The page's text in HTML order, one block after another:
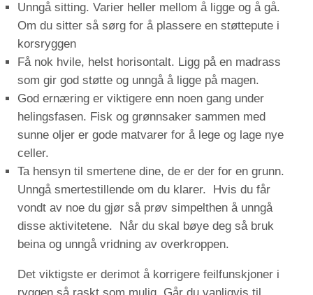
Unngå sitting. Varier heller mellom å ligge og å gå.
Om du sitter så sørg for å plassere en støttepute i
korsryggen
Få nok hvile, helst horisontalt. Ligg på en madrass
som gir god støtte og unngå å ligge på magen.
God ernæring er viktigere enn noen gang under
helingsfasen. Fisk og grønnsaker sammen med
sunne oljer er gode matvarer for å lege og lage nye
celler.
Ta hensyn til smertene dine, de er der for en grunn.
Unngå smertestillende om du klarer. Hvis du får
vondt av noe du gjør så prøv simpelthen å unngå
disse aktivitetene. Når du skal bøye deg så bruk
beina og unngå vridning av overkroppen.
Det viktigste er derimot å korrigere feilfunskjoner i
ryggen så raskt som mulig. Går du vanligvis til